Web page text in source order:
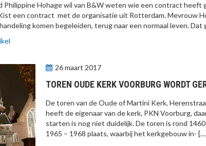
Philippine Hohage wil van B&W weten wie een contract
een contract met de organisatie uit Rotterdam. Mevrouw
komen begeleiden, terug naar een normaal leven.
26 maart 2017
TOREN OUDE KERK VOORBURG WORDT
De toren van de Oude of Martini Kerk,
heeft de eigenaar van de kerk, PKN Voorburg,
starten is nog niet duidelijk. De toren is rond
1965 – 1968 plaats, waarbij het kerkgebouw in-